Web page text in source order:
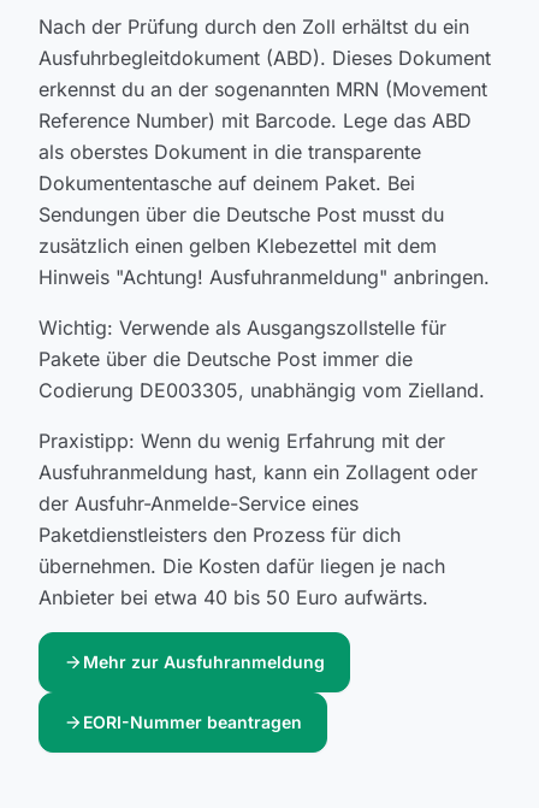
Nach der Prüfung durch den Zoll erhältst du ein
Ausfuhrbegleitdokument (ABD). Dieses Dokument
erkennst du an der sogenannten MRN (Movement
Reference Number) mit Barcode. Lege das ABD
als oberstes Dokument in die transparente
Dokumententasche auf deinem Paket. Bei
Sendungen über die Deutsche Post musst du
zusätzlich einen gelben Klebezettel mit dem
Hinweis "Achtung! Ausfuhranmeldung" anbringen.
Wichtig: Verwende als Ausgangszollstelle für
Pakete über die Deutsche Post immer die
Codierung DE003305, unabhängig vom Zielland.
Praxistipp: Wenn du wenig Erfahrung mit der
Ausfuhranmeldung hast, kann ein Zollagent oder
der Ausfuhr-Anmelde-Service eines
Paketdienstleisters den Prozess für dich
übernehmen. Die Kosten dafür liegen je nach
Anbieter bei etwa 40 bis 50 Euro aufwärts.
arrow_forward Mehr zur Ausfuhranmeldung
arrow_forward EORI-Nummer beantragen